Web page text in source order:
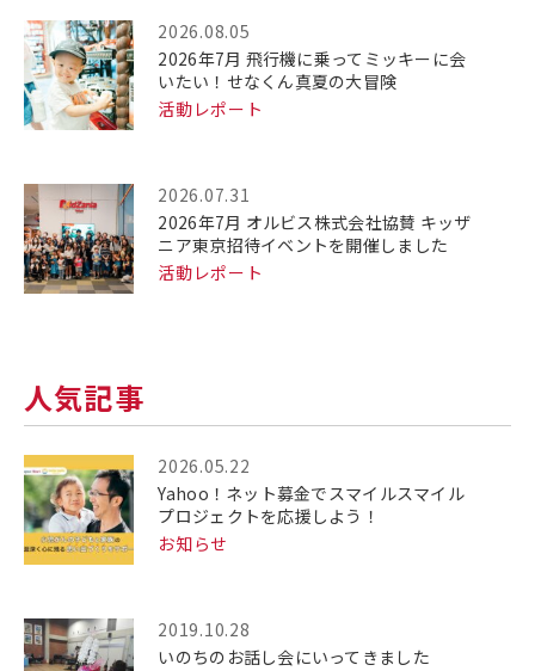
2026.08.05
2026年7月 飛行機に乗ってミッキーに会
いたい！せなくん真夏の大冒険
活動レポート
2026.07.31
2026年7月 オルビス株式会社協賛 キッザ
ニア東京招待イベントを開催しました
活動レポート
人気記事
2026.05.22
Yahoo！ネット募金でスマイルスマイル
プロジェクトを応援しよう！
お知らせ
2019.10.28
いのちのお話し会にいってきました